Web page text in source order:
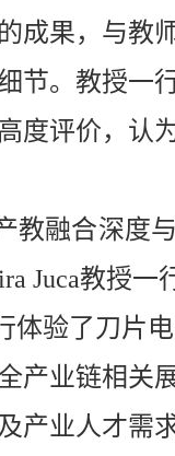
成果，与教
节。教授一
度评价，认
教融合深度
Juca教授一
体验了刀片
产业链相关
产业人才需